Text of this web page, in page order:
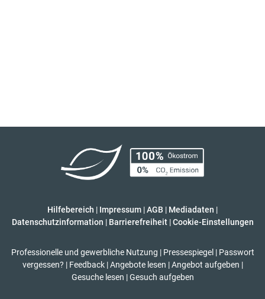
Hilfebereich | Impressum |AGB | Mediadaten |
Datenschutzinformation | Barrierefreiheit | Cookie-Einstellungen
Professionelle und gewerbliche Nutzung | Pressespiegel | Passwort
vergessen? | Feedback | Angebote lesen | Angebot aufgeben |
Gesuche lesen | Gesuch aufgeben